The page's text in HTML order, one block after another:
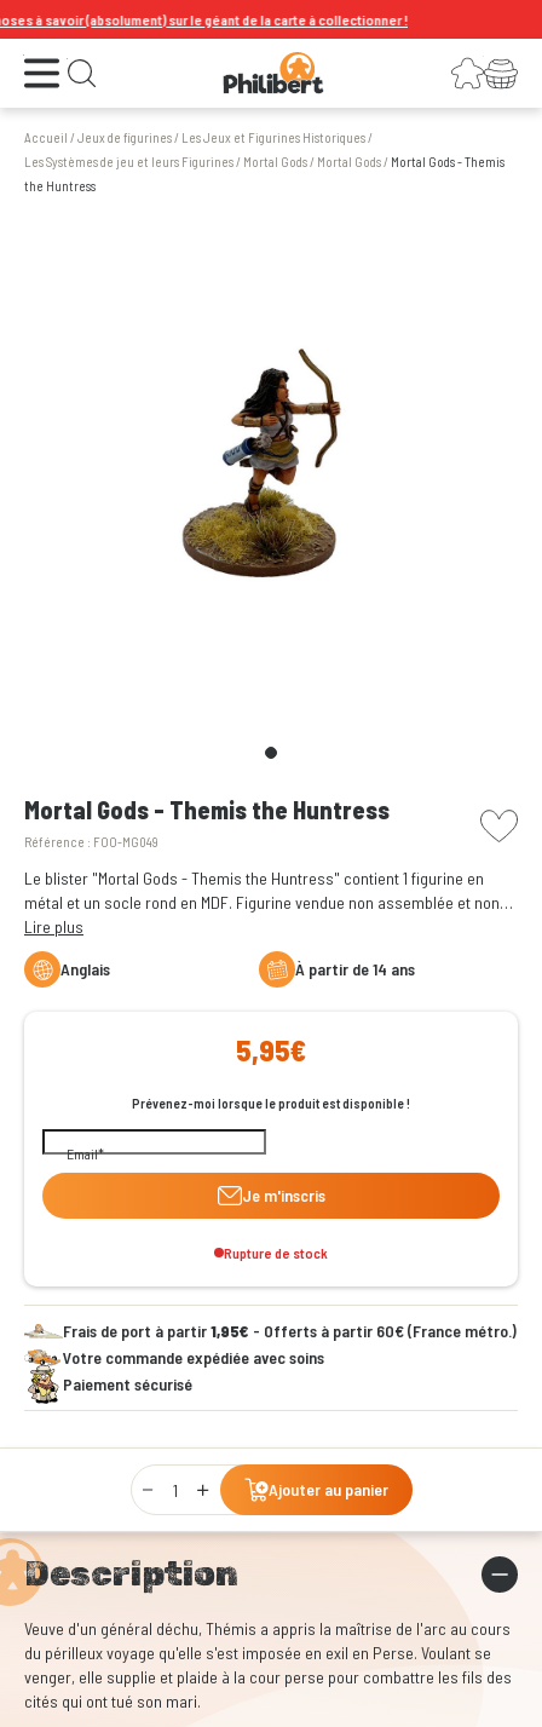
à savoir (absolument) sur le géant de la carte à collectionner !
Ouvrir le menu Ouvrir la recherche Connexion
Votre panier
Accueil /Jeux de figurines/ Les Jeux et Figurines Historiques/
Les Systèmes de jeu et leurs Figurines/ Mortal Gods/ Mortal Gods/ Mortal Gods - Themis
the Huntress
Mortal Gods - Themis the Huntress
Référence : FOO-MG049
picto
Le blister "Mortal Gods - Themis the Huntress" contient 1 figurine en
métal et un socle rond en MDF. Figurine vendue non assemblée et non
peinte.
Lire plus
Anglais à partir de 14 ans
5,95€
Prévenez-moi lorsque le produit est disponible !
Email
Je m'inscris
Rupture de stock
Frais de port à partir1,95€ - Offerts à partir 60€ (France métro.)
Votre commande expédiée avec soins
Paiement sécurisé
Qty
Ajouter au panier
Description
Veuve d'un général déchu, Thémis a appris la maîtrise de l'arc au cours
du périlleux voyage qu'elle s'est imposée en exil en Perse. Voulant se
venger, elle supplie et plaide à la cour perse pour combattre les fils des
cités qui ont tué son mari.